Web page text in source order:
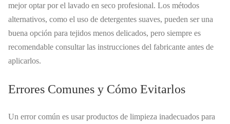
mejor optar por el lavado en seco profesional. Los métodos
alternativos, como el uso de detergentes suaves, pueden ser una
buena opción para tejidos menos delicados, pero siempre es
recomendable consultar las instrucciones del fabricante antes de
aplicarlos.
Errores Comunes y Cómo Evitarlos
Un error común es usar productos de limpieza inadecuados para